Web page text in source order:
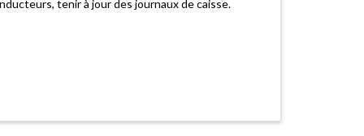
tenir à jour des journaux de caisse.